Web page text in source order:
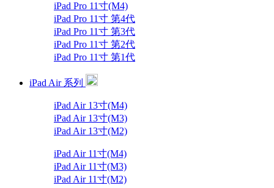
iPad Pro 11寸(M4)
iPad Pro 11寸 第4代
iPad Pro 11寸 第3代
iPad Pro 11寸 第2代
iPad Pro 11寸 第1代
iPad Air 系列
iPad Air 13寸(M4)
iPad Air 13寸(M3)
iPad Air 13寸(M2)
iPad Air 11寸(M4)
iPad Air 11寸(M3)
iPad Air 11寸(M2)